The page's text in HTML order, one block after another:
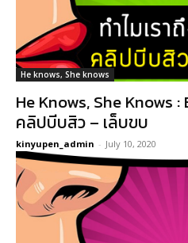
He knows, She knows
He Knows, She Knows :
คลิปบีบสิว – เล็บขบ
kinyupen_admin - July 10, 2020